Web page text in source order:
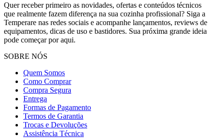
Quer receber primeiro as novidades, ofertas e conteúdos técnicos
que realmente fazem diferença na sua cozinha profissional? Siga a
Temperare nas redes sociais e acompanhe lançamentos, reviews de
equipamentos, dicas de uso e bastidores. Sua próxima grande ideia
pode começar por aqui.
SOBRE NÓS
Quem Somos
Como Comprar
Compra Segura
Entrega
Formas de Pagamento
Termos de Garantia
Trocas e Devoluções
Assistência Técnica